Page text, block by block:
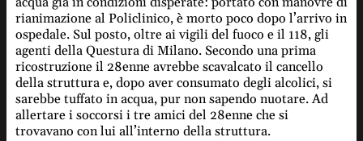
rianimazione al Policlinico, è morto poco dopo l’arrivo in
ospedale. Sul posto, oltre ai vigili del fuoco e il 118, gli
agenti della Questura di Milano. Secondo una prima
ricostruzione il 28enne avrebbe scavalcato il cancello
della struttura e, dopo aver consumato degli alcolici, si
sarebbe tuffato in acqua, pur non sapendo nuotare. Ad
allertare i soccorsi i tre amici del 28enne che si
trovavano con lui all’interno della struttura.